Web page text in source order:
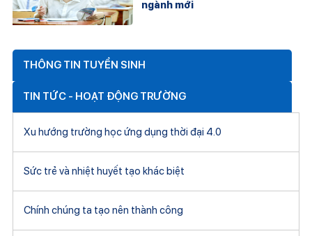
ngành mới
THÔNG TIN TUYỂN SINH
TIN TỨC - HOẠT ĐỘNG TRƯỜNG
Xu hướng trường học ứng dụng thời đại 4.0
Sức trẻ và nhiệt huyết tạo khác biệt
Chính chúng ta tạo nên thành công